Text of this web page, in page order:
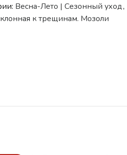
Весна-Лето | Сезонный уход,
к трещинам. Мозоли